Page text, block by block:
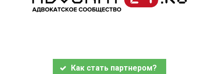
Как стать партнером?